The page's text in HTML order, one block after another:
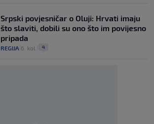
Srpski povjesničar o Oluji: Hrvati imaju
što slaviti, dobili su ono što im povijesno
pripada
REGIJA 6. kol. 4